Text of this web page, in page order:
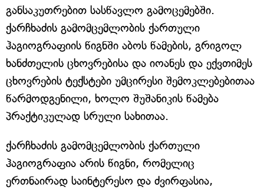
განსაკუთრებით სასწავლო გამოცემებში.
ქარჩხაძის გამომცემლობის ქართული
ჰაგიოგრაფიის წიგნში აბოს წამების, გრიგოლ
ხანძთელის ცხოვრებისა და იოანეს და ექვთიმეს
ცხოვრების ტექსტები უმცირესი შემოკლებებითაა
წარმოდგენილი, ხოლო შუშანიკის წამება
პრაქტიკულად სრული სახითაა.
ქარჩხაძის გამომცემლობის ქართული
ჰაგიოგრაფია არის წიგნი, რომელიც
ერთნაირად საინტერესო და ძვირფასია,